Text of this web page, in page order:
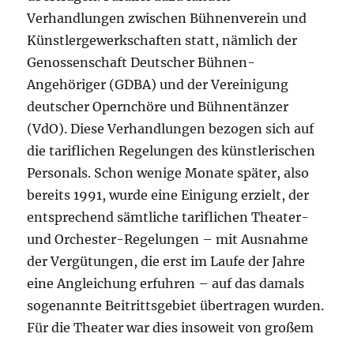
Verhandlungen zwischen Bühnenverein und
Künstlergewerkschaften statt, nämlich der
Genossenschaft Deutscher Bühnen-
Angehöriger (GDBA) und der Vereinigung
deutscher Opernchöre und Bühnentänzer
(VdO). Diese Verhandlungen bezogen sich auf
die tariflichen Regelungen des künstlerischen
Personals. Schon wenige Monate später, also
bereits 1991, wurde eine Einigung erzielt, der
entsprechend sämtliche tariflichen Theater-
und Orchester-Regelungen – mit Ausnahme
der Vergütungen, die erst im Laufe der Jahre
eine Angleichung erfuhren – auf das damals
sogenannte Beitrittsgebiet übertragen wurden.
Für die Theater war dies insoweit von großem